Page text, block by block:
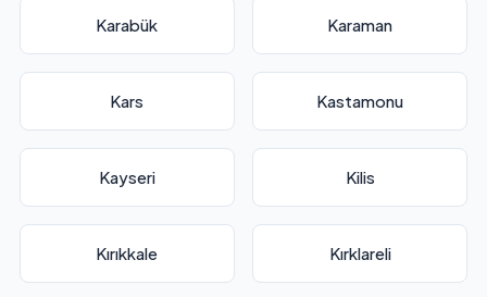
Karabük Karaman
Kars Kastamonu
Kayseri Kilis
Kırıkkale Kırklareli